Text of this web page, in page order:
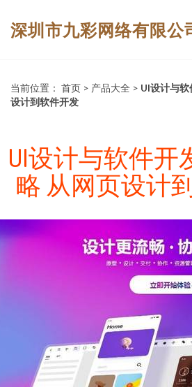
深圳市九彩网络有限公
当前位置： 首页 > 产品大全 > UI设计与
设计到软件开发
UI设计与软件开
略 从网页设计